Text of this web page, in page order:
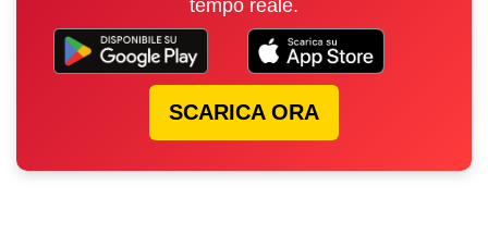
tempo reale.
SCARICA ORA